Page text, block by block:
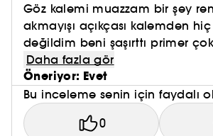
Göz kalemi muazzam bir şey
akmayışı açıkçası kalemden
değildim beni şaşırttı primer
Daha fazla gör
Öneriyor: Evet
Bu inceleme senin için faydalı
0